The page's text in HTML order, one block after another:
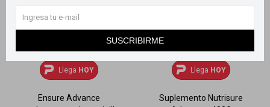
SUSCRIBIRME
LlegaHOY
Llega HOY
Ensure Advance
LlegaHOY
Llega HOY
Suplemento Nutrisure